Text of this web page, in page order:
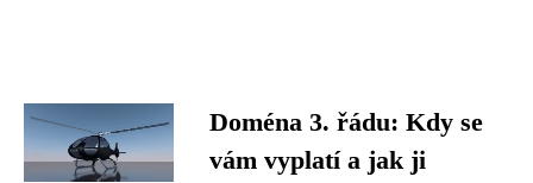
Doména 3. řádu: Kdy se
vám vyplatí a jak ji